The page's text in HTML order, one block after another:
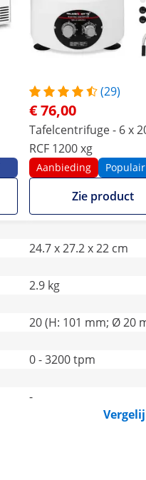
(29)
€ 76,00
Tafelcentrifuge - 6 x
RCF 1200 xg
Aanbieding Populair
Zie product
24.7 x 27.2 x 22 cm
2.9 kg
20 (H: 101 mm; Ø 20
0 - 3200 tpm
-